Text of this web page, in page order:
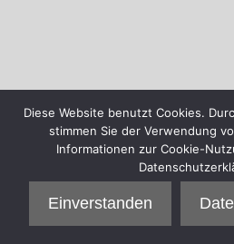
Diese Website benutzt Cookies.
stimmen Sie der Verwendung
Informationen zur Cookie-
Einverstanden